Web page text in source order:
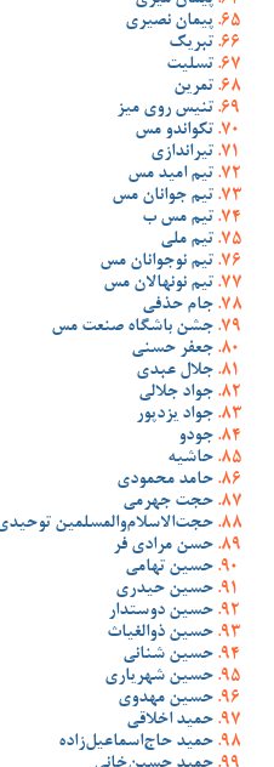
پیمان نصیری
تبریک
تسلیت
تمرین
تنیس روی میز
تکواندو مس
تیراندازی
تیم امید مس
تیم جوانان مس
تیم مس ب
تیم ملی
تیم نوجوانان مس
تیم نونهالان مس
جام حذفی
جشن باشگاه صنعت مس
جعفر حسنی
جلال عبدی
جواد جلالی
جواد یزدپور
جودو
حاشیه
حامد محمودی
حجت جهرمی
حجت‌الاسلام‌والمسلمین
حسن مرادی فر
حسین تهامی
حسین حیدری
حسین دوستدار
حسین ذوالغیاث
حسین شنانی
حسین شهریاری
حسین مهدوی
حمید اخلاقی
حمید حاج‌اسماعیل‌زاده